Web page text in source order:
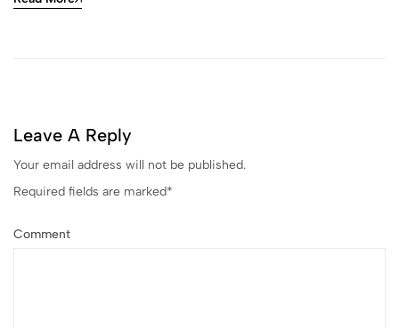
Leave A Reply
Your email address will not be published.
Required fields are marked*
Comment